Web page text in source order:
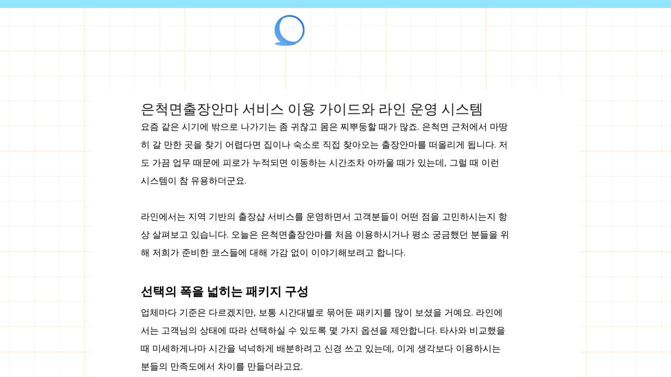
라인출장안마
출장 블로그
은척면출장안마 서비스 이용 가이드와 라인 운영 시스템
요즘 같은 시기에 밖으로 나가기는 좀 귀찮고 몸은 찌뿌둥할 때가 많죠. 은척면 근처에서 마땅
히 갈 만한 곳을 찾기 어렵다면 집이나 숙소로 직접 찾아오는 출장안마를 떠올리게 됩니다. 저
도 가끔 업무 때문에 피로가 누적되면 이동하는 시간조차 아까울 때가 있는데, 그럴 때 이런
시스템이 참 유용하더군요.
라인에서는 지역 기반의 출장샵 서비스를 운영하면서 고객분들이 어떤 점을 고민하시는지 항
상 살펴보고 있습니다. 오늘은 은척면출장안마를 처음 이용하시거나 평소 궁금했던 분들을 위
해 저희가 준비한 코스들에 대해 가감 없이 이야기해보려고 합니다.
선택의 폭을 넓히는 패키지 구성
업체마다 기준은 다르겠지만, 보통 시간대별로 묶어둔 패키지를 많이 보셨을 거예요. 라인에
서는 고객님의 상태에 따라 선택하실 수 있도록 몇 가지 옵션을 제안합니다. 타사와 비교했을
때 미세하게나마 시간을 넉넉하게 배분하려고 신경 쓰고 있는데, 이게 생각보다 이용하시는
분들의 만족도에서 차이를 만들더라고요.